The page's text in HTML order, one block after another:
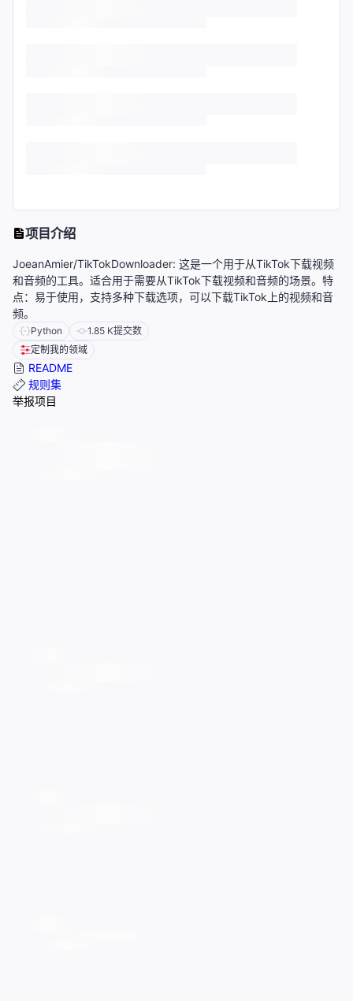
项目介绍
JoeanAmier/TikTokDownloader: 这是一个用于从TikTok下载视频
和音频的工具。适合用于需要从TikTok下载视频和音频的场景。特
点：易于使用，支持多种下载选项，可以下载TikTok上的视频和音
频。
Python 1.85 K提交数
定制我的领域
README
规则集
举报项目